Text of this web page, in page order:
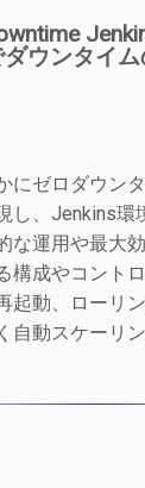
ダウンタイ
にゼロダウン
し、Jenkins環
な運用や最大
構成やコント
起動、ローリ
自動スケーリ